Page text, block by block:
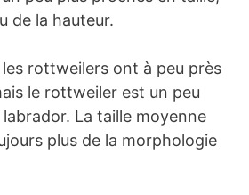
de la hauteur.
rottweilers ont à peu près
le rottweiler est un peu
La taille moyenne
plus de la morphologie